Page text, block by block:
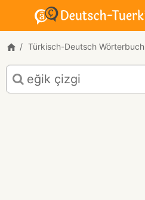
Türkisch-Deutsch Wörterbuch
Türkisch-
Deutsch
Übersetzung